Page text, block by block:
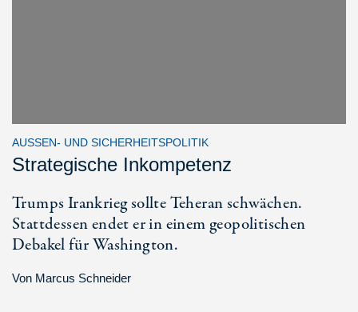
AUSSEN- UND SICHERHEITSPOLITIK
Strategische Inkompetenz
Trumps Irankrieg sollte Teheran schwächen.
Stattdessen endet er in einem geopolitischen
Debakel für Washington.
Von Marcus Schneider